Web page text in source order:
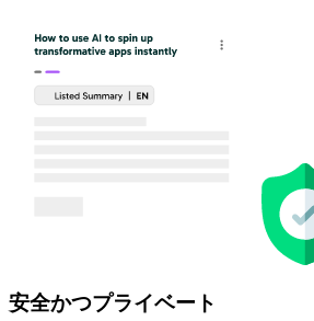
安全かつプライベート